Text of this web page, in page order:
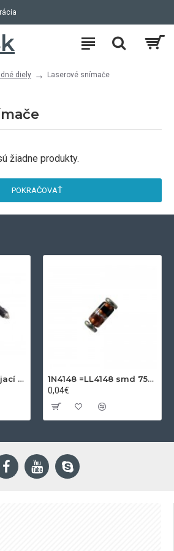
diely Laserové snímače
žiadne produkty.
POKRAČOVAŤ
Adaptér auto-napájací 1xkon./3x zdierka- 12/24V, USB 1000mA
1N4148 =LL4148 smd 75V,0.15A SOD80C
0,04€